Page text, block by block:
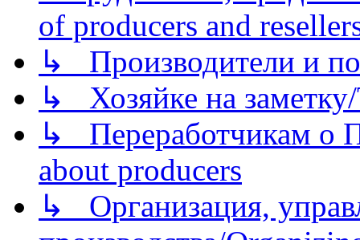
of producers and
↳ Производители и
↳ Хозяйке на
↳ Переработчикам о
about producers
↳ Организация,